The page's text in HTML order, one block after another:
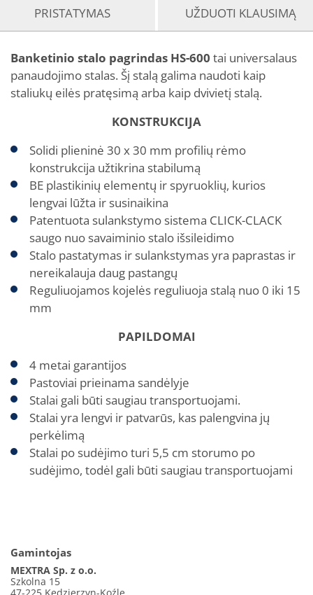
PRISTATYMAS UŽDUOTI KLAUSIMĄ
Banketinio stalo pagrindas HS-600 tai universalaus
panaudojimo stalas. Šį stalą galima naudoti kaip
staliukų eilės pratęsimą arba kaip dvivietį stalą.
KONSTRUKCIJA
Solidi plieninė 30 x 30 mm profilių rėmo
konstrukcija užtikrina stabilumą
BE plastikinių elementų ir spyruoklių, kurios
lengvai lūžta ir susinaikina
Patentuota sulankstymo sistema CLICK-CLACK
saugo nuo savaiminio stalo išsileidimo
Stalo pastatymas ir sulankstymas yra paprastas ir
nereikalauja daug pastangų
Reguliuojamos kojelės reguliuoja stalą nuo 0 iki 15
mm
PAPILDOMAI
4 metai garantijos
Pastoviai prieinama sandėlyje
Stalai gali būti saugiau transportuojami.
Stalai yra lengvi ir patvarūs, kas palengvina jų
perkėlimą
Stalai po sudėjimo turi 5,5 cm storumo po
sudėjimo, todėl gali būti saugiau transportuojami
Gamintojas
MEXTRA Sp. z o.o.
Szkolna 15
47-225 Kędzierzyn-Koźle